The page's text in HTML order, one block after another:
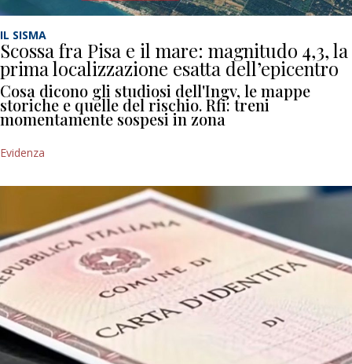
IL SISMA
Scossa fra Pisa e il mare: magnitudo 4,3, la
prima localizzazione esatta dell’epicentro
Cosa dicono gli studiosi dell'Ingv, le mappe
storiche e quelle del rischio. Rfi: treni
momentamente sospesi in zona
Evidenza